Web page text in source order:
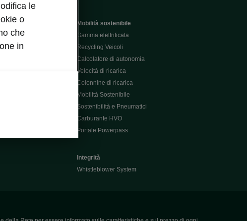
202
Mobilità sostenibile
Gamma elettrificata
Recycling Veicoli
Calcolatore di autonomia
Velocità di ricarica
Colonnine di ricarica
Mobilità Sostenibile
Sostenibilità e Pneumatici
Carburante HVO
Portale Powerpass
Integrità
Whistleblower System
le
o
che
in